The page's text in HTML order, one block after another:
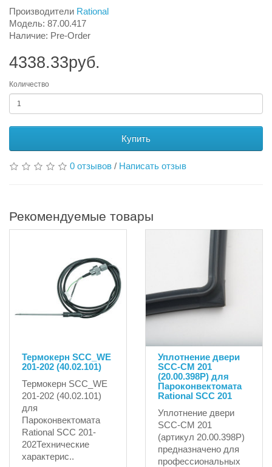
Производители Rational
Модель: 87.00.417
Наличие: Pre-Order
4338.33руб.
Количество
Купить
0 отзывов / Написать отзыв
Рекомендуемые товары
Термокерн SCC_WE
201-202 (40.02.101)
Термокерн SCC_WE
201-202 (40.02.101)
для
Пароконвектомата
Rational SCC 201-
202Технические
характерис..
Уплотнение двери
SCC-CM 201
(20.00.398P) для
Пароконвектомата
Rational SCC 201
Уплотнение двери
SCC-CM 201
(артикул 20.00.398P)
предназначено для
профессиональных